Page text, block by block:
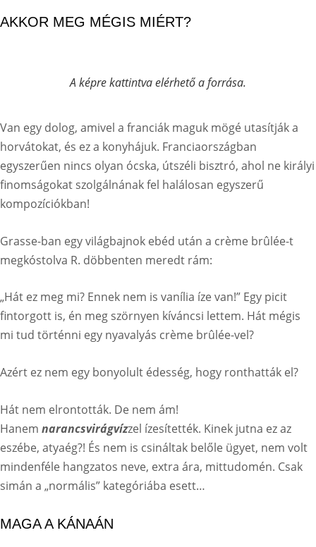
AKKOR MEG MÉGIS MIÉRT?
A képre kattintva elérhető a forrása.
Van egy dolog, amivel a franciák maguk mögé utasítják a
horvátokat, és ez a konyhájuk. Franciaországban
egyszerűen nincs olyan ócska, útszéli bisztró, ahol ne királyi
finomságokat szolgálnának fel halálosan egyszerű
kompozíciókban!
Grasse-ban egy világbajnok ebéd után a crème brûlée-t
megkóstolva R. döbbenten meredt rám:
„Hát ez meg mi? Ennek nem is vanília íze van!” Egy picit
fintorgott is, én meg szörnyen kíváncsi lettem. Hát mégis
mi tud történni egy nyavalyás crème brûlée-vel?
Azért ez nem egy bonyolult édesség, hogy ronthatták el?
Hát nem elrontották. De nem ám!
Hanem narancsvirágvízzel ízesítették. Kinek jutna ez az
eszébe, atyaég?! És nem is csináltak belőle ügyet, nem volt
mindenféle hangzatos neve, extra ára, mittudomén. Csak
simán a „normális” kategóriába esett…
MAGA A KÁNAÁN